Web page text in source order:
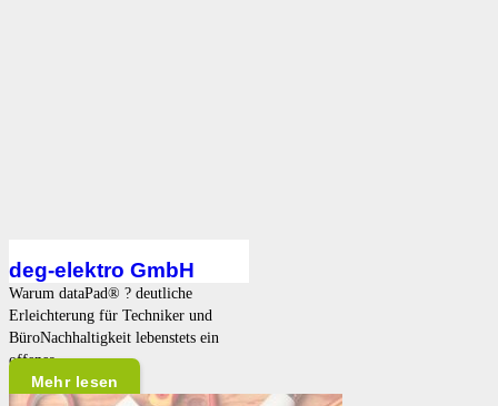
deg-elektro GmbH
Warum dataPad® ? deutliche
Erleichterung für Techniker und
BüroNachhaltigkeit lebenstets ein
offenes…
Mehr lesen